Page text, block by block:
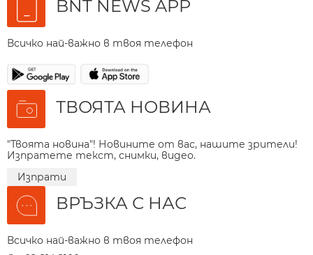
BNT NEWS APP
Всичко най-важно в твоя телефон
ТВОЯТА НОВИНА
"Твоята новина"! Новините от вас, нашите зрители!
Изпратете текст, снимки, видео.
Изпрати
ВРЪЗКА С НАС
Всичко най-важно в твоя телефон